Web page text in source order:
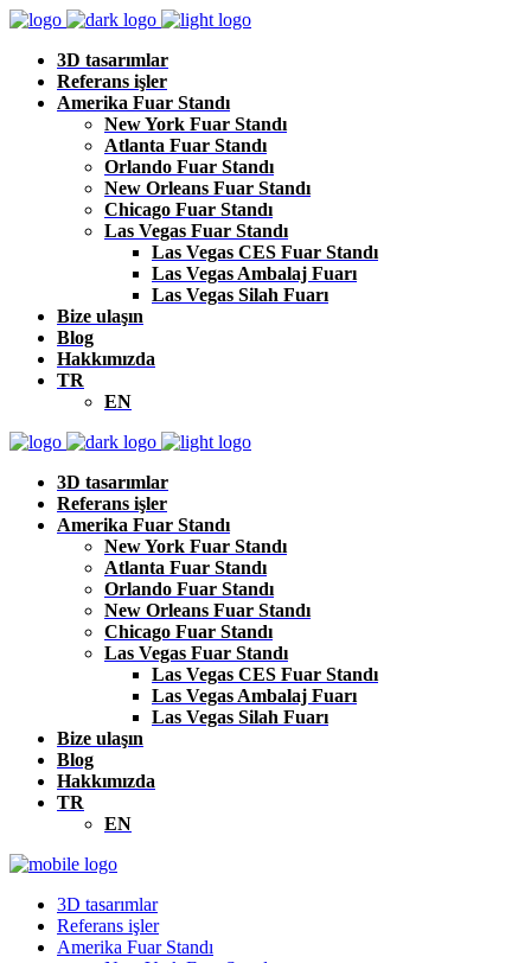
3D tasarımlar
Referans işler
Amerika Fuar Standı
New York Fuar Standı
Atlanta Fuar Standı
Orlando Fuar Standı
New Orleans Fuar Standı
Chicago Fuar Standı
Las Vegas Fuar Standı
Las Vegas CES Fuar Standı
Las Vegas Ambalaj Fuarı
Las Vegas Silah Fuarı
Bize ulaşın
Blog
Hakkımızda
TR
EN
3D tasarımlar
Referans işler
Amerika Fuar Standı
New York Fuar Standı
Atlanta Fuar Standı
Orlando Fuar Standı
New Orleans Fuar Standı
Chicago Fuar Standı
Las Vegas Fuar Standı
Las Vegas CES Fuar Standı
Las Vegas Ambalaj Fuarı
Las Vegas Silah Fuarı
Bize ulaşın
Blog
Hakkımızda
TR
EN
3D tasarımlar
Referans işler
Amerika Fuar Standı